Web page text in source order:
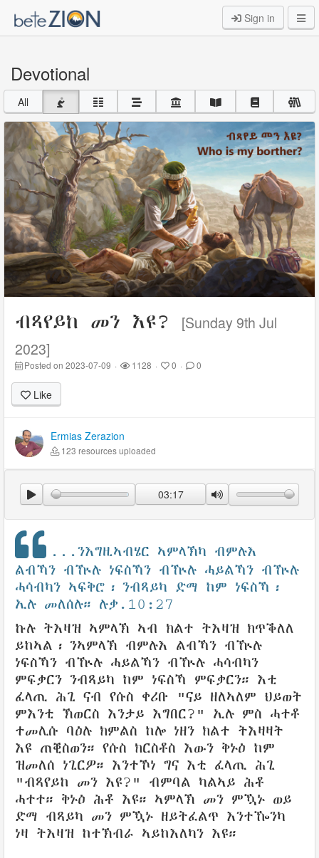
Sign in
Devotional
All
ብጻየይከ መን እዩ? [Sunday 9th Jul
2023]
Posted on 2023-07-09 · 1128 · 0 · 0
Like
Ermias Zerazion
123 resources uploaded
03:17
...ንእግዚኣብሄር ኣምላኽካ ብምሉእ
ልብኻን ብዅሉ ነፍስኻን ብዅሉ ሓይልኻን ብዅሉ
ሓሳብካን ኣፍቅሮ፡ ንብጻይካ ድማ ከም ነፍስኻ፡
ኢሉ መለሰሉ። ሉቃ.10:27
ኩሉ ትእዛዝ ኣምላኽ ኣብ ክልተ ትእዛዝ ክጥቕለለ
ይከኣል፡ ንኣምላኽ ብምሉእ ልብኻን ብዅሉ
ነፍስኻን ብዅሉ ሓይልኻን ብዅሉ ሓሳብካን
ምፍቃርን ንብጻይካ ከም ነፍስኻ ምፍቃርን። እቲ
ፈላጢ ሕጊ ናብ የሱስ ቀሪቡ "ናይ ዘለኣለም ህይወት
ምእንቲ ኽወርስ እንታይ እግበር?" ኢሉ ምስ ሓተቶ
ተመሊሱ ባዕሉ ክምልስ ከሎ ነዘን ክልተ ትእዛዛት
እዩ ጠቒስወን። የሱስ ክርስቶስ እውን ቅኑዕ ከም
ዝመለሰ ነጊርዎ። እንተኾነ ግና እቲ ፈላጢ ሕጊ
"ብጻየይከ መን እዩ?" ብምባል ካልኣይ ሕቶ
ሓተተ። ቅኑዕ ሕቶ እዩ። ኣምላኽ መን ምዃኑ ወይ
ድማ ብጻይካ መን ምዃኑ ዘይትፈልጥ እንተዀንካ
ነዛ ትእዛዝ ከተኽብራ ኣይከእለካን እዩ።